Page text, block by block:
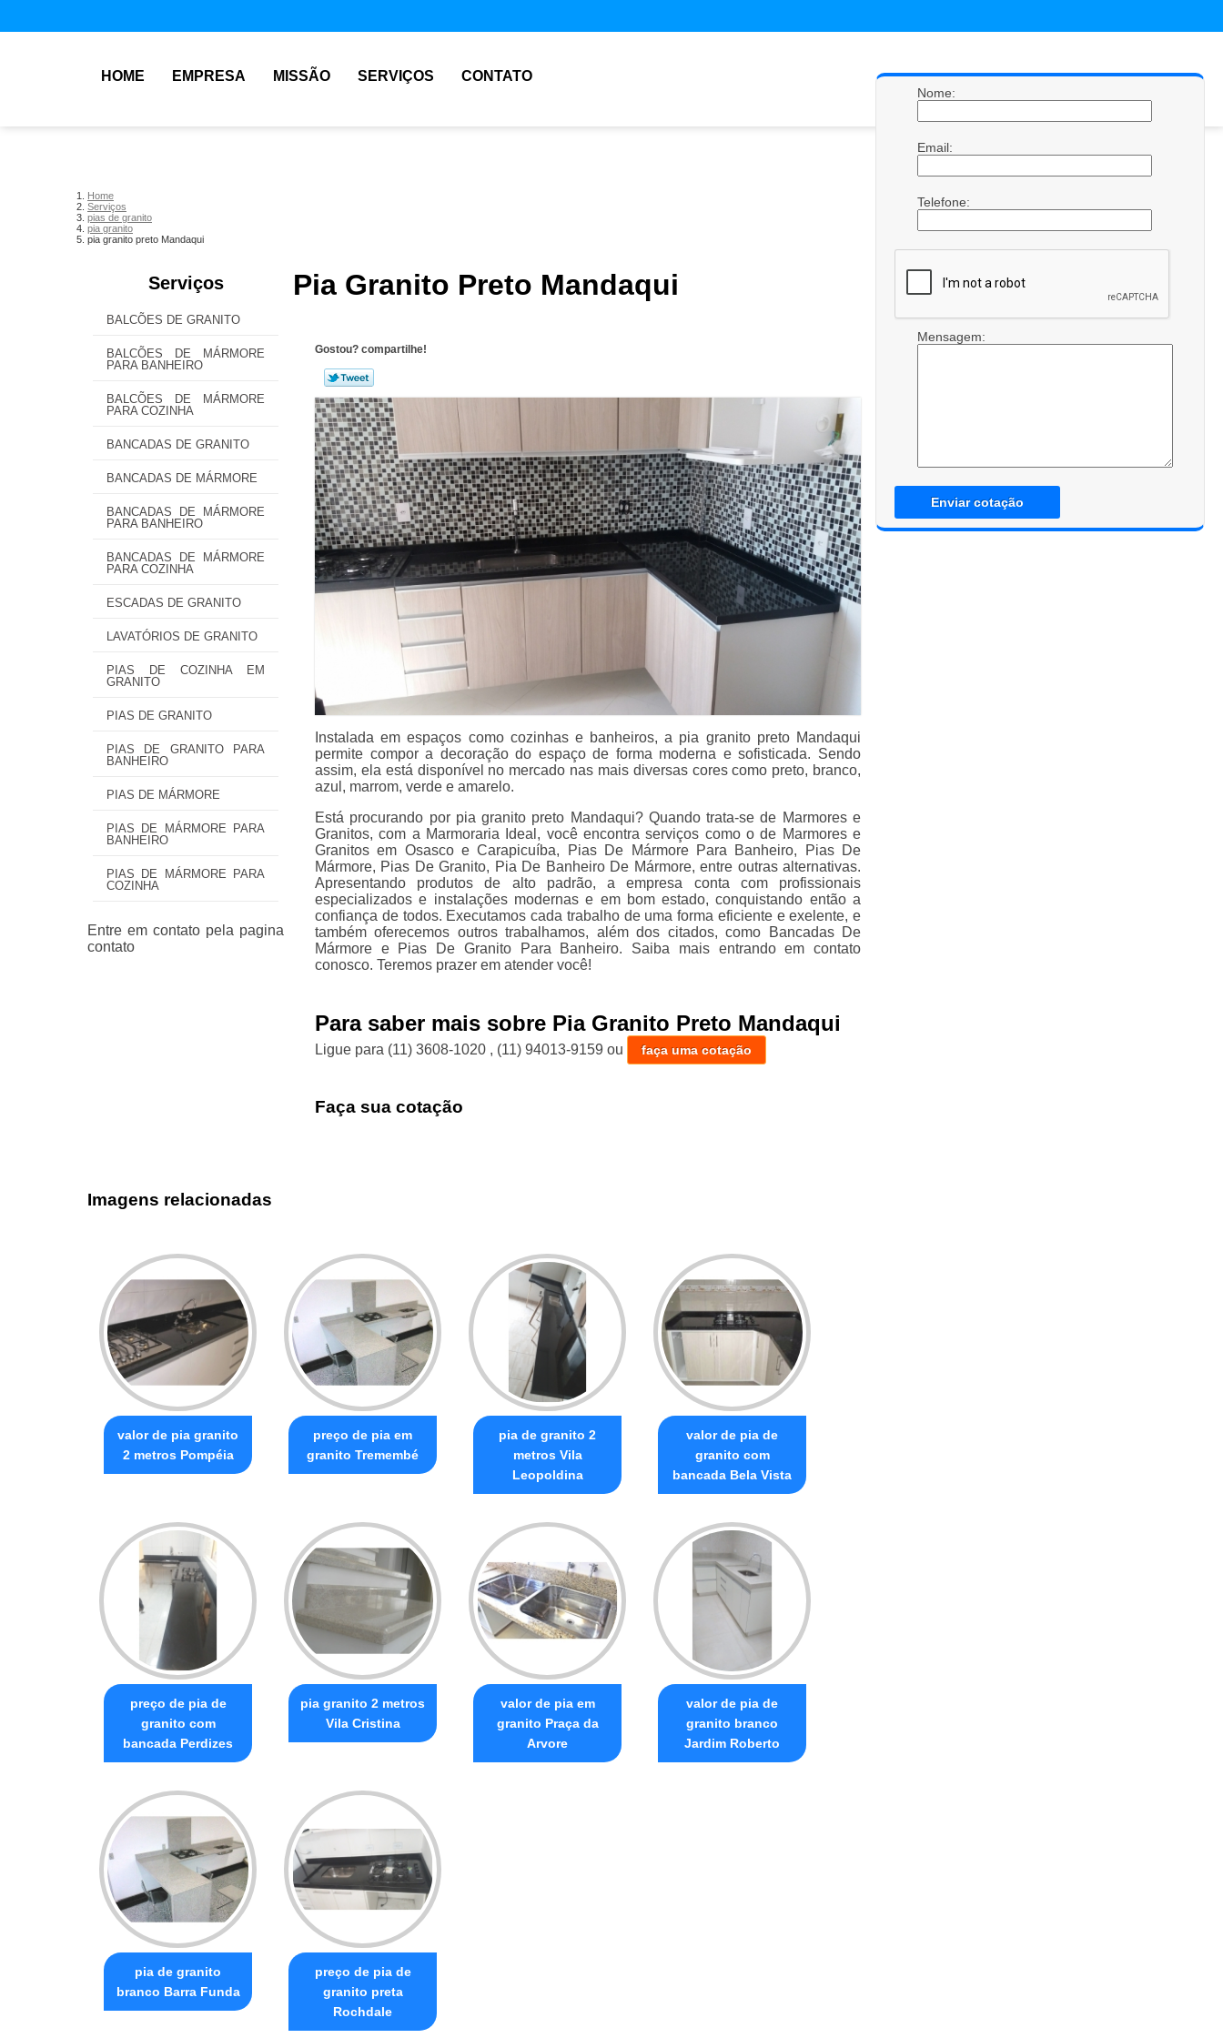
HOME EMPRESA MISSÃO SERVIÇOS CONTATO
Home
Serviços
pias de granito
pia granito
pia granito preto Mandaqui
Serviços
BALCÕES DE GRANITO
BALCÕES DE MÁRMORE
PARA BANHEIRO
BALCÕES DE MÁRMORE
PARA COZINHA
BANCADAS DE GRANITO
BANCADAS DE MÁRMORE
BANCADAS DE MÁRMORE
PARA BANHEIRO
BANCADAS DE MÁRMORE
PARA COZINHA
ESCADAS DE GRANITO
LAVATÓRIOS DE GRANITO
PIAS DE COZINHA EM
GRANITO
PIAS DE GRANITO
PIAS DE GRANITO PARA
BANHEIRO
PIAS DE MÁRMORE
PIAS DE MÁRMORE PARA
BANHEIRO
PIAS DE MÁRMORE PARA
COZINHA
Pia Granito Preto Mandaqui
Gostou? compartilhe!
Instalada em espaços como cozinhas e banheiros, a pia granito preto Mandaqui
permite compor a decoração do espaço de forma moderna e sofisticada. Sendo
assim, ela está disponível no mercado nas mais diversas cores como preto, branco,
azul, marrom, verde e amarelo.
Está procurando por pia granito preto Mandaqui? Quando trata-se de Marmores e
Granitos, com a Marmoraria Ideal, você encontra serviços como o de Marmores e
Granitos em Osasco e Carapicuíba, Pias De Mármore Para Banheiro, Pias De
Mármore, Pias De Granito, Pia De Banheiro De Mármore, entre outras alternativas.
Apresentando produtos de alto padrão, a empresa conta com profissionais
especializados e instalações modernas e em bom estado, conquistando então a
confiança de todos. Executamos cada trabalho de uma forma eficiente e exelente, e
também oferecemos outros trabalhamos, além dos citados, como Bancadas De
Mármore e Pias De Granito Para Banheiro. Saiba mais entrando em contato
conosco. Teremos prazer em atender você!
Para saber mais sobre Pia Granito Preto Mandaqui
Ligue para (11) 3608-1020 , (11) 94013-9159 ou faça uma cotação
Faça sua cotação
Nome:
Email:
Telefone:
Mensagem:
Enviar cotação
Imagens relacionadas
valor de pia granito
2 metros Pompéia
preço de pia em
granito Tremembé
pia de granito 2
metros Vila
Leopoldina
valor de pia de
granito com
bancada Bela Vista
preço de pia de
granito com
bancada Perdizes
pia granito 2 metros
Vila Cristina
valor de pia em
granito Praça da
Arvore
valor de pia de
granito branco
Jardim Roberto
pia de granito
branco Barra Funda
preço de pia de
granito preta
Rochdale